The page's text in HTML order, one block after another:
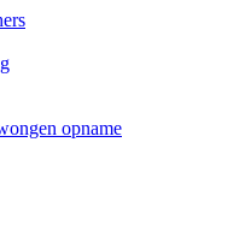
opname